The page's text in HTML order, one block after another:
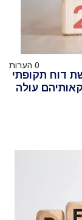
0 הערות
דוח תקופתי
עולה